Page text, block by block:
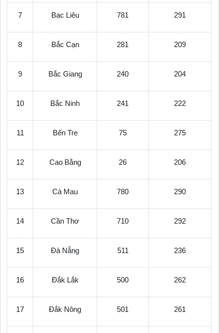
7 Bạc Liêu 781 291
8 Bắc Cạn 281 209
9 Bắc Giang 240 204
10 Bắc Ninh 241 222
11 Bến Tre 75 275
12 Cao Bằng 26 206
13 Cà Mau 780 290
14 Cần Thơ 710 292
15 Đà Nẵng 511 236
16 Đắk Lắk 500 262
17 Đắk Nông 501 261